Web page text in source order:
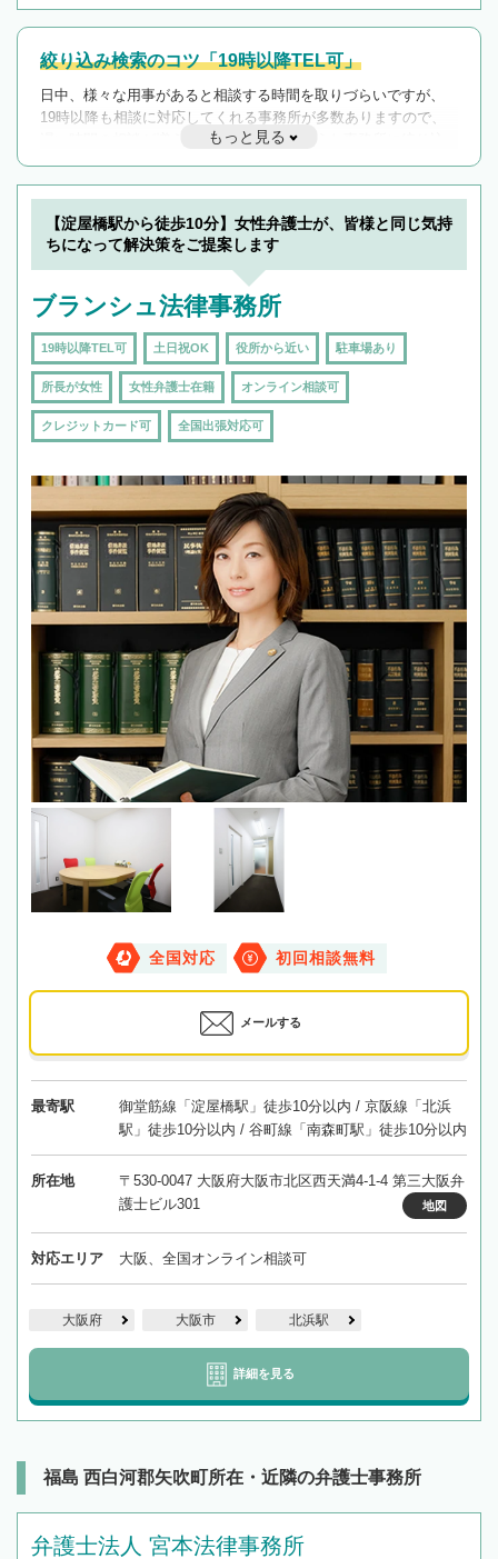
絞り込み検索のコツ「19時以降TEL可」
日中、様々な用事があると相談する時間を取りづらいですが、
19時以降も相談に対応してくれる事務所が多数ありますので、
遅い時間の相談が増えそうな場合はそのような事務所に絞り込
んで検索してみましょう。
19時以降TEL可の条件
を加えて再検索
もっと見る
【淀屋橋駅から徒歩10分】女性弁護士が、皆様と同じ気持
ちになって解決策をご提案します
ブランシュ法律事務所
19時以降TEL可 土日祝OK 役所から近い 駐車場あり
所長が女性 女性弁護士在籍 オンライン相談可
クレジットカード可 全国出張対応可
全国対応 初回相談無料
メールする
最寄駅
御堂筋線「淀屋橋駅」徒歩10分以内 / 京阪線「北浜
駅」徒歩10分以内 / 谷町線「南森町駅」徒歩10分以内
所在地
〒530-0047 大阪府大阪市北区西天満4-1-4 第三大阪弁
護士ビル301
地図
対応エリア 大阪、全国オンライン相談可
大阪府 大阪市 北浜駅
詳細を見る
福島 西白河郡矢吹町所在・近隣の弁護士事務所
弁護士法人 宮本法律事務所